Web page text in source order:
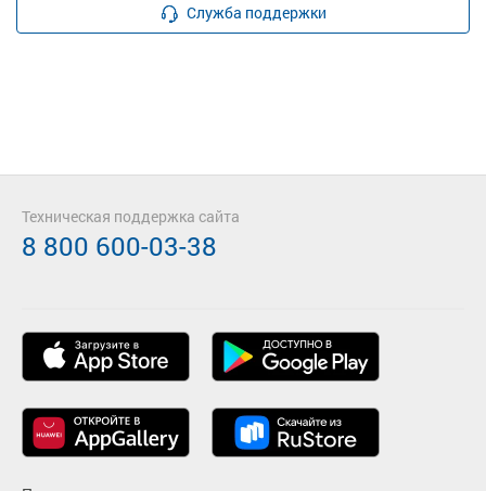
Служба поддержки
Техническая поддержка сайта
8 800 600-03-38